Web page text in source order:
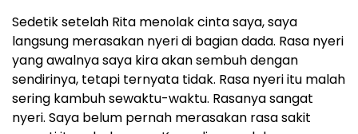
Sedetik setelah Rita menolak cinta saya, saya
langsung merasakan nyeri di bagian dada. Rasa nyeri
yang awalnya saya kira akan sembuh dengan
sendirinya, tetapi ternyata tidak. Rasa nyeri itu malah
sering kambuh sewaktu-waktu. Rasanya sangat
nyeri. Saya belum pernah merasakan rasa sakit